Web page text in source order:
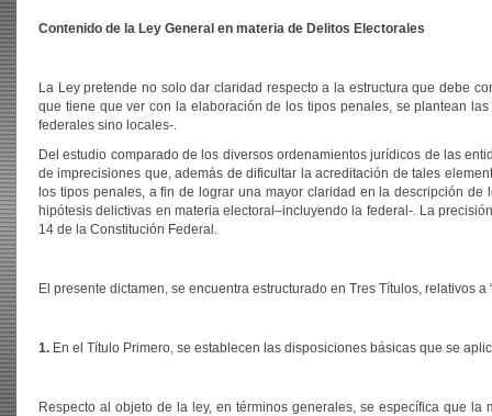
Contenido de la Ley General en materia de Delitos Electorales
La Ley pretende no solo dar claridad respecto a la estructura que debe
que tiene que ver con la elaboración de los tipos penales, se plantean
federales sino locales-.
Del estudio comparado de los diversos ordenamientos jurídicos de las
de imprecisiones que, además de dificultar la acreditación de tales
los tipos penales, a fin de lograr una mayor claridad en la descripción
hipótesis delictivas en materia electoral–incluyendo la federal-. La
14 de la Constitución Federal.
El presente dictamen, se encuentra estructurado en Tres Títulos, relativos a
1. En el Título Primero, se establecen las disposiciones básicas que se
Respecto al objeto de la ley, en términos generales, se específica que